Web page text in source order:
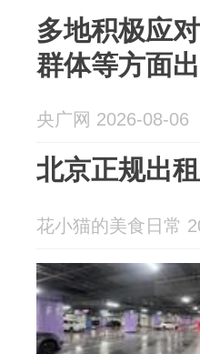
多地积极应
群体等方面
央广网 2026-08-06
北京正规出
花小猫的美食日常